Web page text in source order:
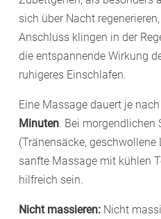
sich über Nacht
Anschluss klingen in der
die entspannende Wirkung
ruhigeres Einschlafen.
Eine Massage dauert je
Minuten. Bei morgendlichen
(Tränensäcke, geschwollene
sanfte Massage mit kühlen
hilfreich sein.
Nicht massieren: Nicht